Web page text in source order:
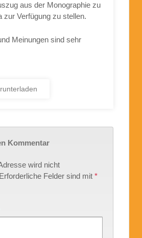
aus der Monographie zu
zur Verfügung zu stellen.
Meinungen sind sehr
Kommentar
wird nicht
Erforderliche Felder sind mit *